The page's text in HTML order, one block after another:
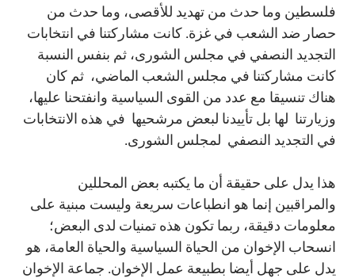
فلسطين وما حدث من تهديد للأقصى، وما حدث من
حصار ضد الشعب في غزة. كانت مشاركتنا في انتخابات
التجديد النصفي في مجلس الشورى، ثم بنفس النسبة
كانت مشاركتنا في مجلس الشعب الماضي، ثم كان
هناك تنسيقا مع عدد من القوى السياسية وانفتحنا عليها،
وزيارتنا لها بل تأييدنا لبعض مرشحيها في هذه الانتخابات
في التجديد النصفي لمجلس الشورى.
هذا يدل على حقيقة أن ما يكتبه بعض المحللين
والمراقبين إنما هو انطباعات سريعة وليست مبنية على
معلومات دقيقة، ربما تكون هذه تمنيات لدى البعض؛
انسحاب الإخوان من الحياة السياسية والحياة العامة، هو
يدل على جهل أيضا بطبيعة عمل الإخوان. جماعة الإخوان